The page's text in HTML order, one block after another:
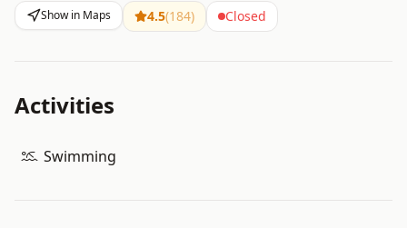
Show in Maps 4.5(184) Closed
Activities
Swimming